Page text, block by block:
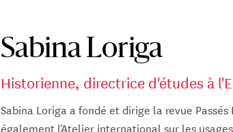
Sabina Loriga
Historienne, directrice d'études à
Sabina Loriga a fondé et dirige la revue
également l'Atelier international sur les